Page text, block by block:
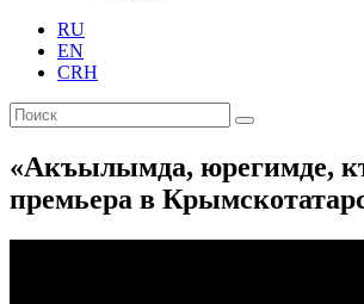
RU
EN
CRH
«Акъылымда, юрегимде,
премьера в